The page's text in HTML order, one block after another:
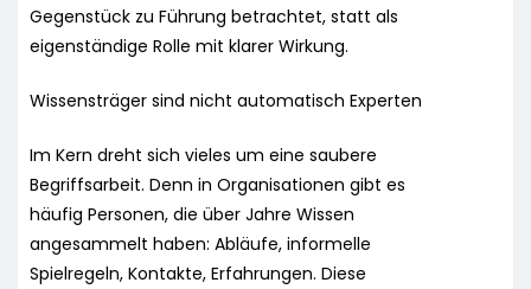
Gegenstück zu Führung betrachtet, statt als
eigenständige Rolle mit klarer Wirkung.
Wissensträger sind nicht automatisch Experten
Im Kern dreht sich vieles um eine saubere
Begriffsarbeit. Denn in Organisationen gibt es
häufig Personen, die über Jahre Wissen
angesammelt haben: Abläufe, informelle
Spielregeln, Kontakte, Erfahrungen. Diese